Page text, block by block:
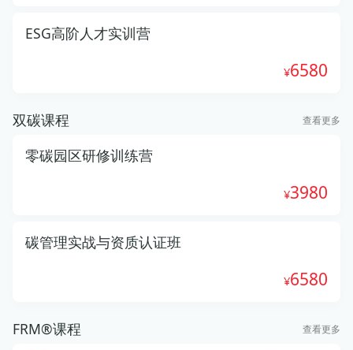
ESG高阶人才实训营
6580
双碳课程 查看更多
零碳园区研修训练营
3980
碳管理实战与资质认证班
6580
FRM®课程 查看更多